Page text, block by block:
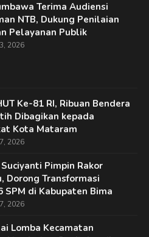
Terima Audiensi
NTB, Dukung Penilaian
Pelayanan Publik
2026
Ke-81 RI, Ribuan Bendera
Dibagikan kepada
Kota Mataram
2026
Pimpin Rakor
Dorong Transformasi
SPM di Kabupaten Bima
2026
Lomba Kecamatan